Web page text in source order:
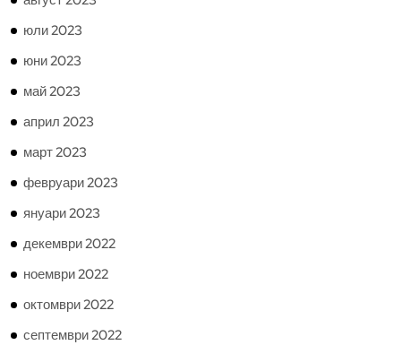
юли 2023
юни 2023
май 2023
април 2023
март 2023
февруари 2023
януари 2023
декември 2022
ноември 2022
октомври 2022
септември 2022